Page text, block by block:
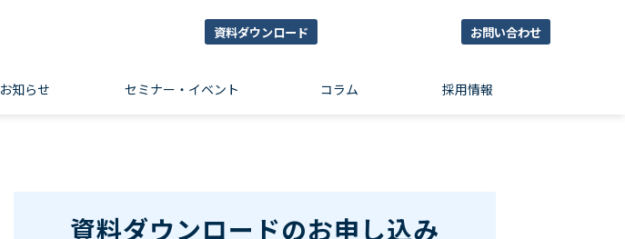
資料ダウンロード お問い合わせ
お知らせ セミナー・イベント コラム 採用情報
資料ダウンロードのお申し込み